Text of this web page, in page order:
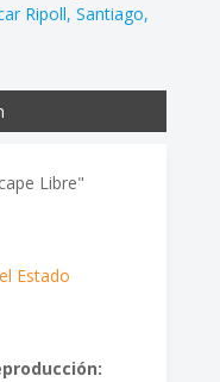
Ripoll Santiago
Libre"
Estado